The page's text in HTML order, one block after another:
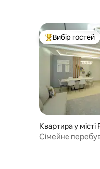
Топ вибір гостей
Вибір гостей
Квартира у місті
Сімейне